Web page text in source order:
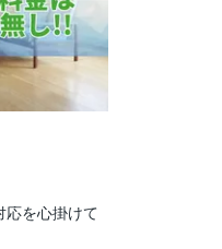
応を心掛けて